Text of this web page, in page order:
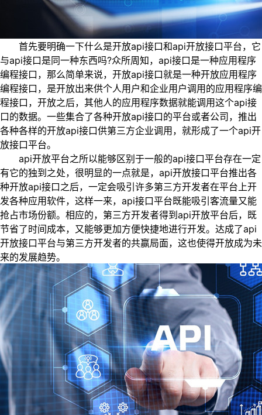
首先要明确一下什么是开放api接口和api开放接口平台，它
与api接口是同一种东西吗?众所周知，api接口是一种应用程序
编程接口，那么简单来说，开放api接口就是一种开放应用程序
编程接口，是开放出来供个人用户和企业用户调用的应用程序编
程接口，开放之后，其他人的应用程序数据就能调用这个api接
口的数据。一些集合了各种开放api接口的平台或者公司，推出
各种各样的开放api接口供第三方企业调用，就形成了一个api开
放接口平台。
api开放平台之所以能够区别于一般的api接口平台存在一定
有它的独到之处，很明显的一点就是，api开放接口平台推出各
种开放api接口之后，一定会吸引许多第三方开发者在平台上开
发各种应用软件，这样一来，api接口平台既能吸引客流量又能
抢占市场份额。相应的，第三方开发者得到api开放平台后，既
节省了时间成本，又能够更加方便快捷地进行开发。达成了api
开放接口平台与第三方开发者的共赢局面，这也使得开放成为未
来的发展趋势。